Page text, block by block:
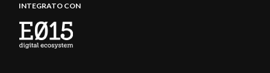
INTEGRATO CON